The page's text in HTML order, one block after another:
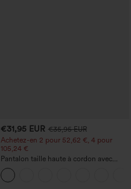
€31,95 EUR €35,95 EUR
Achetez-en 2 pour 52,62 €, 4 pour
105,24 €
Pantalon taille haute à cordon avec
poches, jambe large et coupe ample,
style décontracté, effet lin